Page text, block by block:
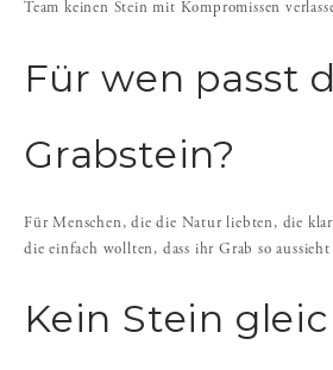
Team keinen Stein mit Kompromissen
Für wen passt
Grabstein?
Für Menschen, die die Natur liebten, die
die einfach wollten, dass ihr Grab so
Kein Stein